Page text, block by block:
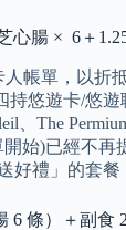
心腸 × 6＋
帳單，以
悠遊卡/悠
The
始)已經不
禮」的套
條）＋副